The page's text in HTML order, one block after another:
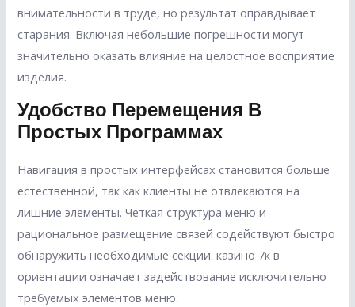
внимательности в труде, но результат оправдывает
старания. Включая небольшие погрешности могут
значительно оказать влияние на целостное восприятие
изделия.
Удобство Перемещения В
Простых Программах
Навигация в простых интерфейсах становится больше
естественной, так как клиенты не отвлекаются на
лишние элементы. Четкая структура меню и
рациональное размещение связей содействуют быстро
обнаружить необходимые секции. казино 7к в
ориентации означает задействование исключительно
требуемых элементов меню.